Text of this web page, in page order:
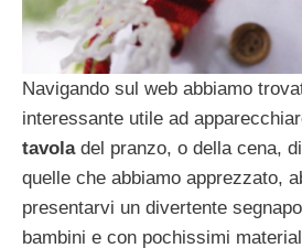
Navigando sul web abbiamo
interessante utile ad
tavoladel pranzo, o della cena,
quelle che abbiamo apprezzato,
presentarvi un divertente
bambini e con pochissimi